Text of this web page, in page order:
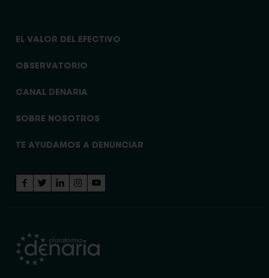
EL VALOR DEL EFECTIVO
OBSERVATORIO
CANAL DENARIA
SOBRE NOSOTROS
TE AYUDAMOS A DENUNCIAR